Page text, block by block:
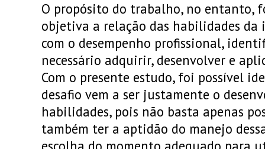
O propósito do trabalho, no entanto,
objetiva a relação das habilidades
com o desempenho profissional,
necessário adquirir, desenvolver e
Com o presente estudo, foi possível
desafio vem a ser justamente o
habilidades, pois não basta apenas
também ter a aptidão do manejo